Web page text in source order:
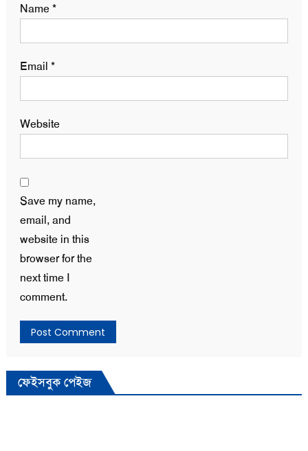
Name*
Email *
Website
Save my name,
email, and
website in this
browser for the
next time I
comment.
ফেইসবুক পেইজ